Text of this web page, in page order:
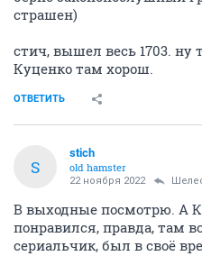
страшен)
стич, вышел весь 1703. ну
Куценко там хорош.
ОТВЕТИТЬ
S
stich
old hamster
22 ноября 2022
В выходные посмотрю. А
понравился, правда, там
сериальчик, был в своё